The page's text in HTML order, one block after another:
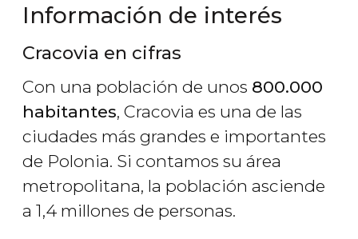
Información de interés
Cracovia en cifras
Con una población de unos 800.000
habitantes, Cracovia es una de las
ciudades más grandes e importantes
de Polonia. Si contamos su área
metropolitana, la población asciende
a 1,4 millones de personas.